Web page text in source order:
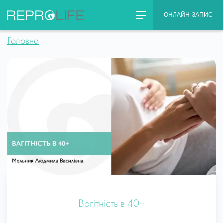
content
ОНЛАЙН-ЗАПИС
Головна
Вагітність в 40+